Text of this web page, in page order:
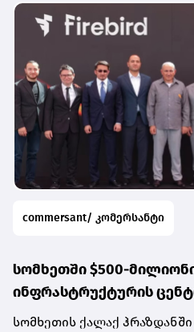
commersant/ კომერსანტი
სომხეთში $500-
ინფრასტრუქტურის
სომხეთის ქალაქ ჰრაზდანში